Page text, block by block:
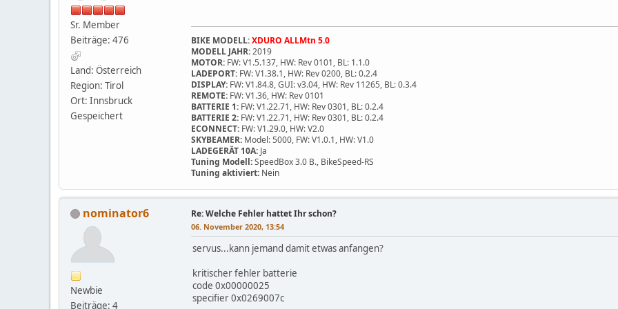
Sr. Member
Beiträge: 476
Land: Österreich
Region: Tirol
Ort: Innsbruck
Gespeichert
BIKE MODELL:XDURO ALLMtn 5.0
MODELL JAHR:2019
MOTOR: FW: V1.5.137, HW: Rev 0101, BL: 1.1.0
LADEPORT: FW: V1.38.1, HW: Rev 0200, BL: 0.2.4
DISPLAY: FW: V1.84.8, GUI: v3.04, HW: Rev 11265, BL: 0.3.4
REMOTE: FW: V1.36, HW: Rev 0101
BATTERIE 1: FW: V1.22.71, HW: Rev 0301, BL: 0.2.4
BATTERIE 2: FW: V1.22.71, HW: Rev 0301, BL: 0.2.4
ECONNECT: FW: V1.29.0, HW: V2.0
SKYBEAMER: Model: 5000, FW: V1.0.1, HW: V1.0
LADEGERÄT 10A: Ja
Tuning Modell:SpeedBox 3.0 B., BikeSpeed-RS
Tuning aktiviert: Nein
nominator6
Newbie
Beiträge: 4
Re: Welche Fehler hattet Ihr schon?
06. November 2020, 13:54
servus...kann jemand damit etwas anfangen?
kritischer fehler batterie
code 0x00000025
specifier 0x0269007c